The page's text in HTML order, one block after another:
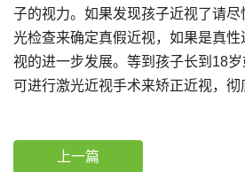
子的视力。如果发现孩子近视了请
光检查来确定真假近视，如果是真
视的进一步发展。等到孩子长到18
可进行激光近视手术来矫正近视，彻
上一篇